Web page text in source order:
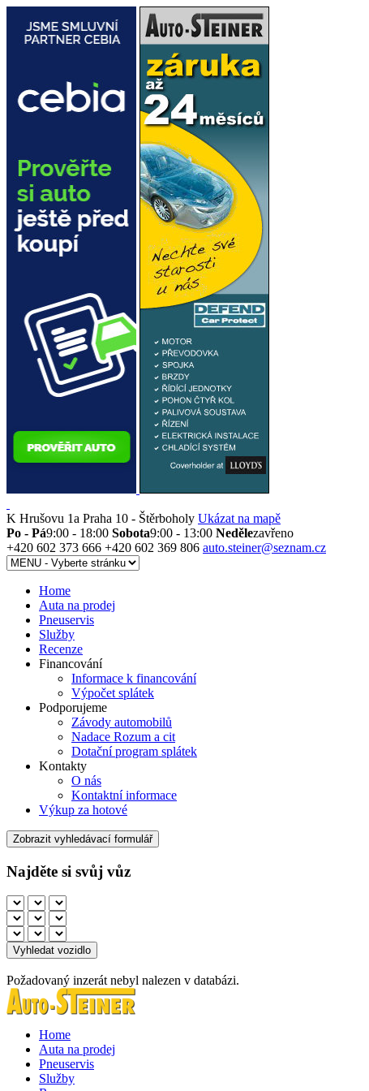
K Hrušovu 1a Praha 10 - Štěrboholy Ukázat na mapě
Po - Pá9:00 - 18:00 Sobota9:00 - 13:00 Nedělezavřeno
+420 602 373 666 +420 602 369 806 auto.steiner@seznam.cz
Home
Auta na prodej
Pneuservis
Služby
Recenze
Financování
Informace k financování
Výpočet splátek
Podporujeme
Závody automobilů
Nadace Rozum a cit
Dotační program splátek
Kontakty
O nás
Kontaktní informace
Výkup za hotové
Zobrazit vyhledávací formulář
Najděte si svůj vůz
Požadovaný inzerát nebyl nalezen v databázi.
Home
Auta na prodej
Pneuservis
Služby